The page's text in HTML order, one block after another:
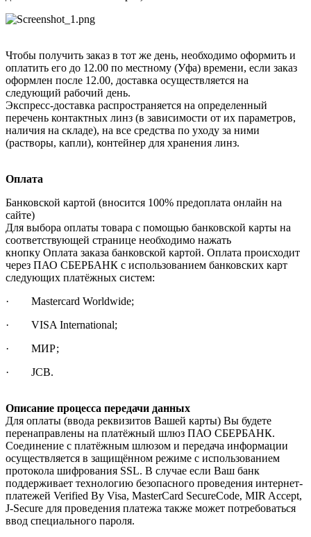
Чтобы получить заказ в тот же день, необходимо оформить и
оплатить его до 12.00 по местному (Уфа) времени, если заказ
оформлен после 12.00, доставка осуществляется на
следующий рабочий день.
Экспресс-доставка распространяется на определенный
перечень контактных линз (в зависимости от их параметров,
наличия на складе), на все средства по уходу за ними
(растворы, капли), контейнер для хранения линз.
Оплата
Банковской картой (вносится 100% предоплата онлайн на
сайте)
Для выбора оплаты товара с помощью банковской карты на
соответствующей странице необходимо нажать
кнопку Оплата заказа банковской картой. Оплата происходит
через ПАО СБЕРБАНК с использованием банковских карт
следующих платёжных систем:
· Mastercard Worldwide;
· VISA International;
· МИР;
· JCB.
Описание процесса передачи данных
Для оплаты (ввода реквизитов Вашей карты) Вы будете
перенаправлены на платёжный шлюз ПАО СБЕРБАНК.
Соединение с платёжным шлюзом и передача информации
осуществляется в защищённом режиме с использованием
протокола шифрования SSL. В случае если Ваш банк
поддерживает технологию безопасного проведения интернет-
платежей Verified By Visa, MasterCard SecureCode, MIR Accept,
J-Secure для проведения платежа также может потребоваться
ввод специального пароля.